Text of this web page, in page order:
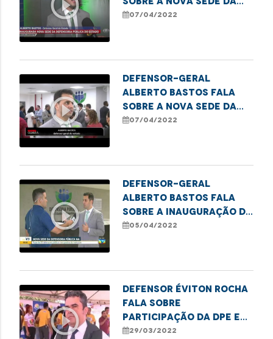
DPE e ressalta a
07/04/2022
play_circle_outline
Defensor-geral
Alberto Bastos fala
sobre a nova sede da
DPE e ressalta as
07/04/2022
play_circle_outline
Defensor-geral
Alberto Bastos fala
sobre a inauguração da
nova sede da
05/04/2022
play_circle_outline
Defensor Éviton Rocha
fala sobre
participação da DPE em
ação social realizada
29/03/2022